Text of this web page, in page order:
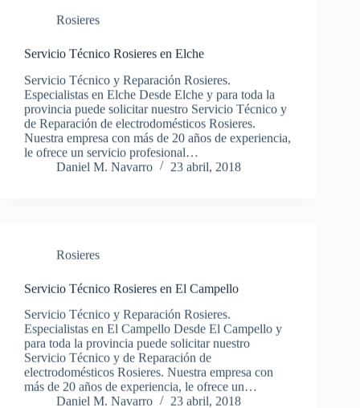
Rosieres
Servicio Técnico Rosieres en Elche
Servicio Técnico y Reparación Rosieres.
Especialistas en Elche Desde Elche y para toda la
provincia puede solicitar nuestro Servicio Técnico y
de Reparación de electrodomésticos Rosieres.
Nuestra empresa con más de 20 años de experiencia,
le ofrece un servicio profesional…
Daniel M. Navarro
23 abril, 2018
Rosieres
Servicio Técnico Rosieres en El Campello
Servicio Técnico y Reparación Rosieres.
Especialistas en El Campello Desde El Campello y
para toda la provincia puede solicitar nuestro
Servicio Técnico y de Reparación de
electrodomésticos Rosieres. Nuestra empresa con
más de 20 años de experiencia, le ofrece un…
Daniel M. Navarro
23 abril, 2018